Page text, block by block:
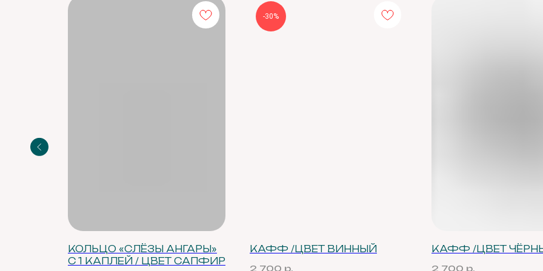
КОЛЬЦО «СЛЁЗЫ АНГАРЫ»
С 1 КАПЛЕЙ / ЦВЕТ САПФИР
-30%
КАФФ /ЦВЕТ ВИННЫЙ
2 700 р.
КАФФ /ЦВЕТ
2 700 р.
Остались вопросы,
Telegram
MAX
Шейные украшения
Аксессуары
3 этаж, офис 311А